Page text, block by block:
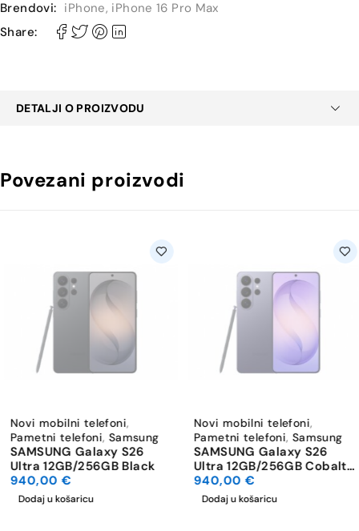
Brendovi: iPhone, iPhone 16 Pro Max
Share:
DETALJI O PROIZVODU
Povezani proizvodi
Novi mobilni telefoni,
Pametni telefoni, Samsung
SAMSUNG Galaxy S26
Ultra 12GB/256GB Black
940,00 €
Dodaj u košaricu
Novi mobilni telefoni,
Pametni telefoni, Samsung
SAMSUNG Galaxy S26
Ultra 12GB/256GB Cobalt
Violet
940,00 €
Dodaj u košaricu